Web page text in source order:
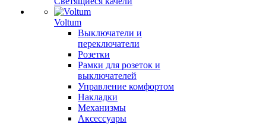
Voltum
Выключатели и
переключатели
Розетки
Рамки для розеток и
выключателей
Управление комфортом
Накладки
Механизмы
Аксессуары